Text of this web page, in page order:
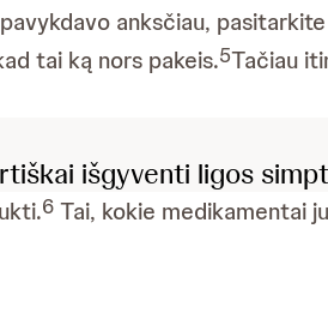
anksčiau,
tai ką nors pakeis.5Tačiau
išgyventi ligos
6 Tai, kokie medikamentai